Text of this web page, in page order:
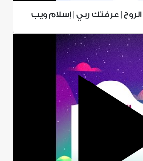
| عرفتك ربي | إسلام ويب